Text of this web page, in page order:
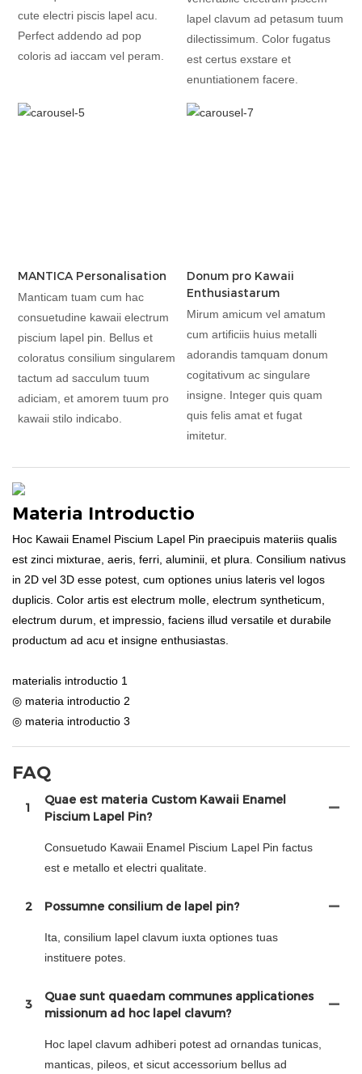
cute electri piscis lapel acu.
Perfect addendo ad pop
coloris ad iaccam vel peram.
lapel clavum ad petasum tuum
dilectissimum. Color fugatus
est certus exstare et
enuntiationem facere.
MANTICA Personalisation
Manticam tuam cum hac
consuetudine kawaii electrum
piscium lapel pin. Bellus et
coloratus consilium singularem
tactum ad sacculum tuum
adiciam, et amorem tuum pro
kawaii stilo indicabo.
Donum pro Kawaii
Enthusiastarum
Mirum amicum vel amatum
cum artificiis huius metalli
adorandis tamquam donum
cogitativum ac singulare
insigne. Integer quis quam
quis felis amat et fugat
imitetur.
Materia Introductio
Hoc Kawaii Enamel Piscium Lapel Pin praecipuis materiis qualis
est zinci mixturae, aeris, ferri, aluminii, et plura. Consilium nativus
in 2D vel 3D esse potest, cum optiones unius lateris vel logos
duplicis. Color artis est electrum molle, electrum syntheticum,
electrum durum, et impressio, faciens illud versatile et durabile
productum ad acu et insigne enthusiastas.
materialis introductio 1
◎ materia introductio 2
◎ materia introductio 3
FAQ
1
Quae est materia Custom Kawaii Enamel
Piscium Lapel Pin?
Consuetudo Kawaii Enamel Piscium Lapel Pin factus
est e metallo et electri qualitate.
2 Possumne consilium de lapel pin?
Ita, consilium lapel clavum iuxta optiones tuas
instituere potes.
3
Quae sunt quaedam communes applicationes
missionum ad hoc lapel clavum?
Hoc lapel clavum adhiberi potest ad ornandas tunicas,
manticas, pileos, et sicut accessorium bellus ad